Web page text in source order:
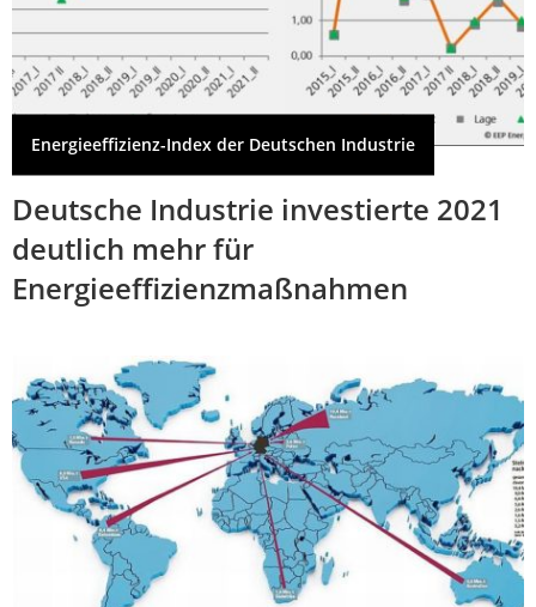
Energieeffizienz-Index der Deutschen Industrie
Deutsche Industrie investierte 2021
deutlich mehr für
Energieeffizienzmaßnahmen